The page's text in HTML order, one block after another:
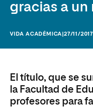
gracias a un
VIDA ACADÉMICA |27/11/2017
El título, que se
la Facultad de
profesores para